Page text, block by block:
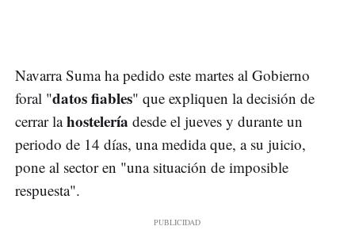
Navarra Suma ha pedido este martes al Gobierno
foral "datos fiables" que expliquen la decisión de
cerrar lahostelería desde el jueves y durante un
periodo de 14 días, una medida que, a su juicio,
pone al sector en "una situación de imposible
respuesta".